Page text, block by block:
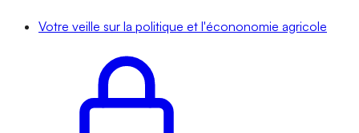
Votre veille sur la politique et l'écononomie agricole